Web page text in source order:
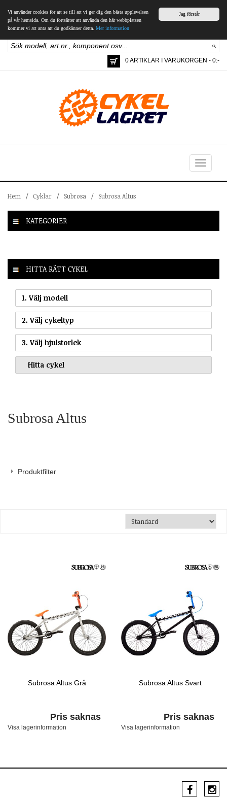
Jag förstår
Vi använder cookies för att se till att vi ger dig den bästa upplevelsen
på vår hemsida. Om du fortsätter att använda den här webbplatsen
kommer vi att anta att du godkänner detta. Mer information
0 ARTIKLAR I VARUKORGEN - 0:-
Toggle
navigation
Hem / Cyklar / Subrosa / Subrosa Altus
KATEGORIER
HITTA RÄTT CYKEL
1. Välj modell
2. Välj cykeltyp
3. Välj hjulstorlek
Subrosa Altus
Produktfilter
Subrosa Altus Grå
Pris saknas
Visa lagerinformation
Subrosa Altus Svart
Pris saknas
Visa lagerinformation